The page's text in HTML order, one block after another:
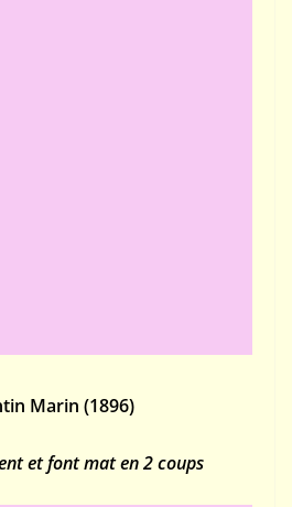
Marin (1896)
et font mat en 2 coups